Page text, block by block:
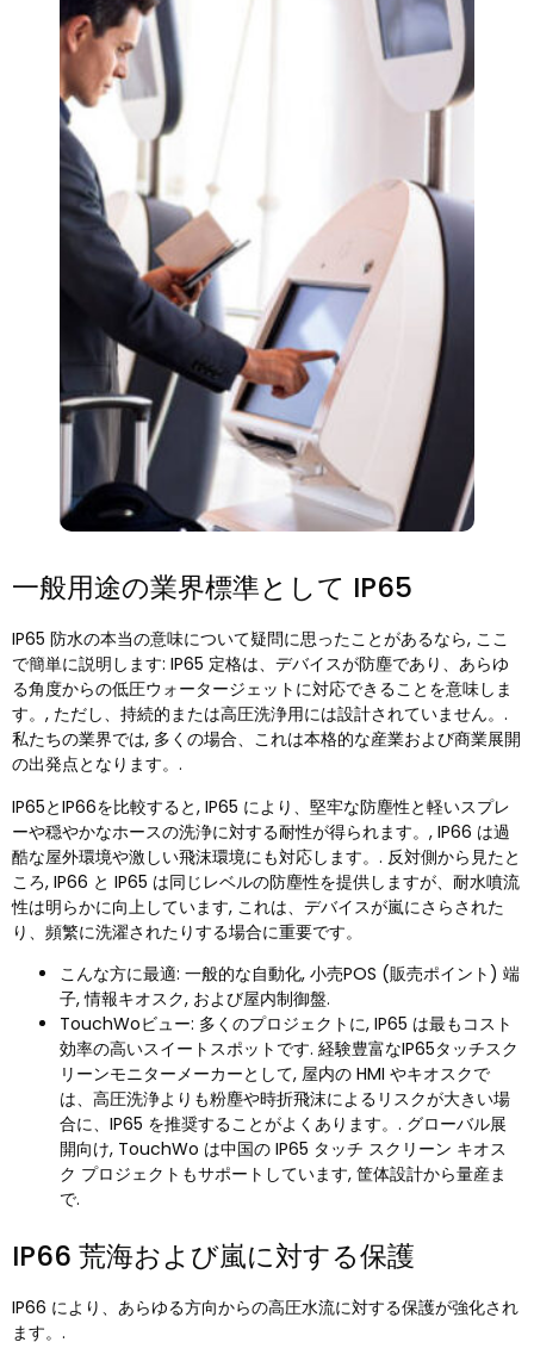
一般用途の業界標準として IP65
IP65 防水の本当の意味について疑問に思ったことがあるなら, ここ
で簡単に説明します: IP65 定格は、デバイスが防塵であり、あらゆ
る角度からの低圧ウォータージェットに対応できることを意味しま
す。, ただし、持続的または高圧洗浄用には設計されていません。.
私たちの業界では, 多くの場合、これは本格的な産業および商業展開
の出発点となります。.
IP65とIP66を比較すると, IP65 により、堅牢な防塵性と軽いスプレ
ーや穏やかなホースの洗浄に対する耐性が得られます。, IP66 は過
酷な屋外環境や激しい飛沫環境にも対応します。. 反対側から見たと
ころ, IP66 と IP65 は同じレベルの防塵性を提供しますが、耐水噴流
性は明らかに向上しています, これは、デバイスが嵐にさらされた
り、頻繁に洗濯されたりする場合に重要です。
こんな方に最適: 一般的な自動化, 小売POS (販売ポイント) 端
子, 情報キオスク, および屋内制御盤.
TouchWoビュー: 多くのプロジェクトに, IP65 は最もコスト
効率の高いスイートスポットです. 経験豊富なIP65タッチスク
リーンモニターメーカーとして, 屋内の HMI やキオスクで
は、高圧洗浄よりも粉塵や時折飛沫によるリスクが大きい場
合に、IP65 を推奨することがよくあります。. グローバル展
開向け, TouchWo は中国の IP65 タッチ スクリーン キオス
ク プロジェクトもサポートしています, 筐体設計から量産ま
で.
IP66 荒海および嵐に対する保護
IP66 により、あらゆる方向からの高圧水流に対する保護が強化され
ます。.